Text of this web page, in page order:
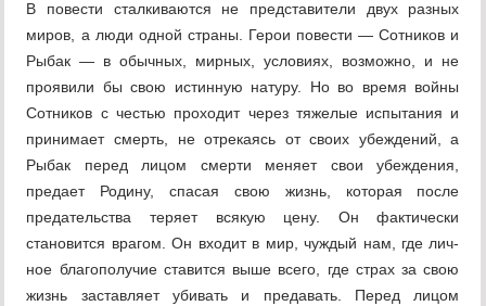
В повести сталкиваются не представители двух разных
миров, а люди одной страны. Герои повести — Сотников и
Рыбак — в обычных, мирных, условиях, возможно, и не
проявили бы свою истинную натуру. Но во время войны
Сотников с честью проходит через тяжелые испытания и
принимает смерть, не отрекаясь от своих убеждений, а
Рыбак перед лицом смерти меняет свои убеждения,
предает Родину, спасая свою жизнь, которая после
предательства теряет всякую цену. Он фактически
становится вра­гом. Он входит в мир, чуждый нам, где лич­
ное благополучие ставится выше всего, где страх за свою
жизнь заставляет убивать и предавать. Перед лицом